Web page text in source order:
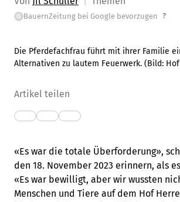
G BauernZeitung bei Google bevorzugen ?
Die Pferdefachfrau führt mit ihrer Familie
Alternativen zu lautem Feuerwerk. (Bild:
Artikel teilen
«Es war die totale Überforderung»,
den 18. November 2023 erinnern, als
«Es war bewilligt, aber wir wussten
Menschen und Tiere auf dem Hof